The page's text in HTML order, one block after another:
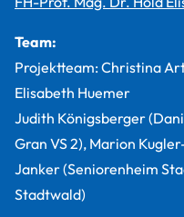
Team:
Projektteam: Christina
Elisabeth Huemer
Judith Königsberger
Gran VS 2), Marion
Janker (Seniorenheim
Stadtwald)